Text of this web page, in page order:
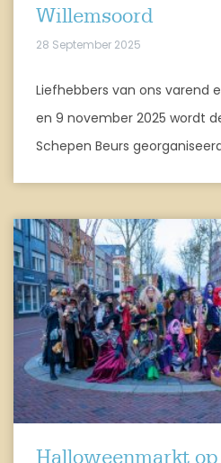
Willemsoord
28 September 2025
Liefhebbers van ons varend
en 9 november 2025 wordt
Schepen Beurs
Halloweenmarkt